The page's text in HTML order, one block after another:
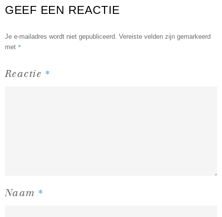
GEEF EEN REACTIE
Je e-mailadres wordt niet gepubliceerd. Vereiste velden zijn gemarkeerd
met *
Reactie *
Naam *